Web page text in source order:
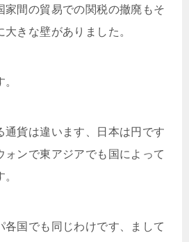
家間の貿易での関税の撤廃もそ
きな壁がありました。
通貨は違います、日本は円です
ォンで東アジアでも国によって
各国でも同じわけです、まして